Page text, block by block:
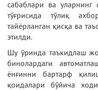
сабаблари ва
тўғрисида тўлиқ
тайёрланган қисқа ва
этилди.
Шу ўринда таъкидлаш
бинолардаги
ёнғинни бартарф
қоидалари бўйича